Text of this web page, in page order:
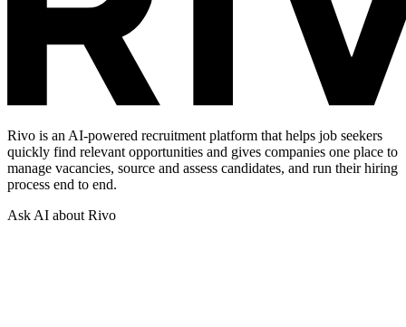
Rivo is an AI-powered recruitment platform that helps job seekers
quickly find relevant opportunities and gives companies one place to
manage vacancies, source and assess candidates, and run their hiring
process end to end.
Ask AI about Rivo